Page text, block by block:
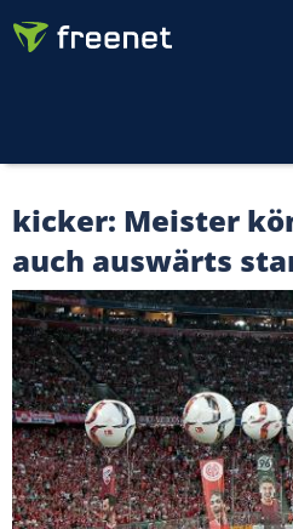
kicker: Meister
auch auswärts